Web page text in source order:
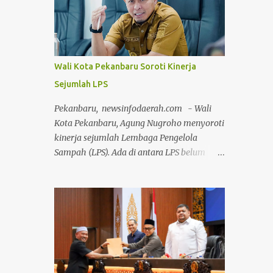
kepedulian insti...
menunjukkan adanya semangat dan
keinginan kuat untuk berkontribusi dalam
pembangunan daerah. "Kami
mengapresiasi banyaknya ASN yang ingin
berkontribusi untuk memajukan Kabupaten
Kampar melalui Seleksi Terbuka JPTP
Tahun 2026 yang dilaksanakan Pemerintah
Daerah," kata Eko Sutrisno saat
diwawancarai di Bangkinang Kota, Senin
(1/6/2026). Seleksi terbuka yang digelar
Yuzar dan Wakil Bupati Misharti tersebut
saat ini memasuki tahapan lanjutan. Proses
seleksi dilaksanakan oleh Panitia Seleksi
yang diketuai Prof. Dr. H. Ilyas Husti. Eko
berharap seluruh tahapan seleksi dapat
berjalan secara ...
Wali Kota Pekanbaru Soroti Kinerja
Sejumlah LPS
Pekanbaru, newsinfodaerah.com - Wali
Kota Pekanbaru, Agung Nugroho menyoroti
kinerja sejumlah Lembaga Pengelola
Sampah (LPS). Ada di antara LPS belum
jawab untuk menangani pengangkutan
sampah di wilayahnya. Namun sejumlah
LPS masih butuh bantuan armada Dinas
Lingkungan Hidup dan Kebersihan (DLHK)
Kota Pekanbaru untuk mengangkut
sampah. Kelurahan itu, di antaranya